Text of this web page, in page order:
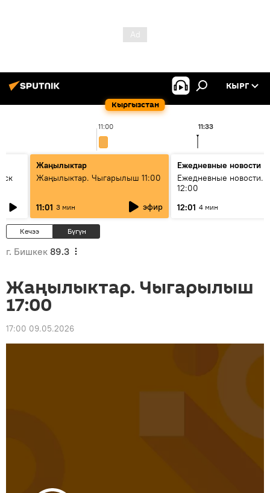
Кыргызстан
КЫРГ
11:00 11:33
Жаңылыктар
Жаңылыктар. Чыгарылыш 11:00
11:01 3 мин эфир
Ежедневные новости
Ежедневные новости.
12:00
12:01 4 мин
Кечээ Бүгүн
г. Бишкек 89.3
Жаңылыктар. Чыгарылыш
17:00
17:00 09.05.2026